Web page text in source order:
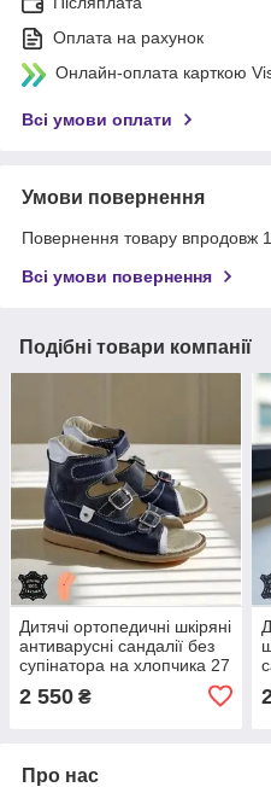
Оплата на рахунок
Онлайн-оплата карткою
Всі умови оплати
Умови повернення
Повернення товару впродовж
Всі умови повернення
Подібні товари компанії
Дитячі ортопедичні шкіряні
антиварусні сандалії без
супінатора на хлопчика 27
2 550 ₴
Про нас